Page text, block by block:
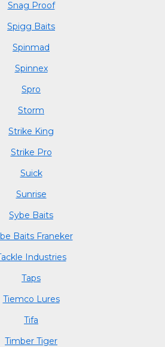
Snag Proof
Spigg Baits
Spinmad
Spinnex
Spro
Storm
Strike King
Strike Pro
Suick
Sunrise
Sybe Baits
Baits Franeker
Industries
Taps
Tiemco Lures
Tifa
Timber Tiger